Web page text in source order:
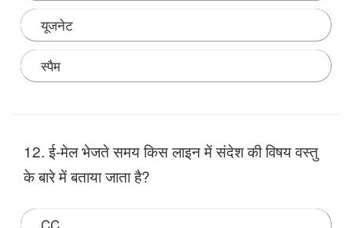
यूजनेट
स्पैम
12. ई-मेल भेजते समय किस लाइन में संदेश की विषय वस्तु
के बारे में बताया जाता है?